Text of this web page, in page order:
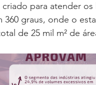
criado para atender
360 graus, onde o
de 25 mil m² de